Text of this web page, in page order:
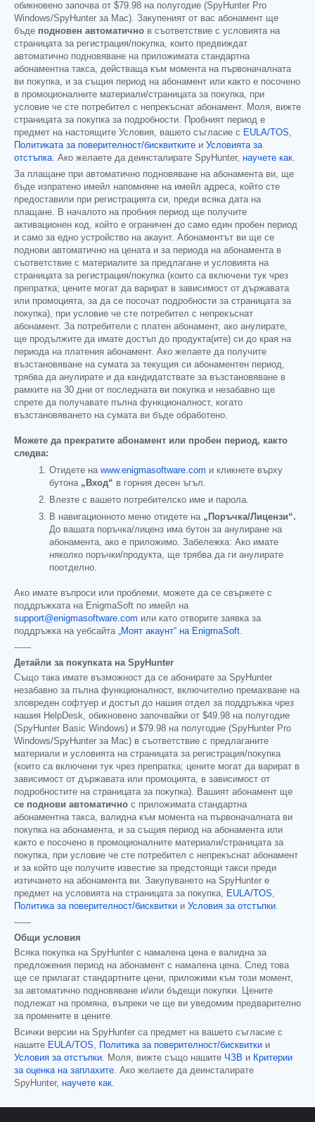
обикновено започва от $79.98 на полугодие (SpyHunter Pro
Windows/SpyHunter за Mac). Закупеният от вас абонамент ще
бъде подновен автоматично в съответствие с условията на
страницата за регистрация/покупка, които предвиждат
автоматично подновяване на приложимата стандартна
абонаментна такса, действаща към момента на първоначалната
ви покупка, и за същия период на абонамент или както е посочено
в промоционалните материали/страницата за покупка, при
условие че сте потребител с непрекъснат абонамент. Моля, вижте
страницата за покупка за подробности. Пробният период е
предмет на настоящите Условия, вашето съгласие с EULA/TOS
Политиката за поверителност/бисквитките и Условията за
отстъпка . Ако желаете да деинсталирате SpyHunter, научете как
За плащане при автоматично подновяване на абонамента ви, ще
бъде изпратено имейл напомняне на имейл адреса, който сте
предоставили при регистрацията си, преди всяка дата на
плащане. В началото на пробния период ще получите
активационен код, който е ограничен до само един пробен период
и само за едно устройство на акаунт. Абонаментът ви ще се
поднови автоматично на цената и за периода на абонамента в
съответствие с материалите за предлагане и условията на
страницата за регистрация/покупка (които са включени тук чрез
препратка; цените могат да варират в зависимост от държавата
или промоцията, за да се посочат подробности за страницата за
покупка), при условие че сте потребител с непрекъснат
абонамент. За потребители с платен абонамент, ако анулирате,
ще продължите да имате достъп до продукта(ите) си до края на
периода на платения абонамент. Ако желаете да получите
възстановяване на сумата за текущия си абонаментен период,
трябва да анулирате и да кандидатствате за възстановяване в
рамките на 30 дни от последната ви покупка и незабавно ще
спрете да получавате пълна функционалност, когато
възстановяването на сумата ви бъде обработено.
Можете да прекратите абонамент или пробен период, както
следва:
Отидете на www.enigmasoftware.com и кликнете върху
бутона „Вход“ в горния десен ъгъл.
Влезте с вашето потребителско име и парола.
В навигационното меню отидете на „Поръчка/Лицензи“.
До вашата поръчка/лиценз има бутон за анулиране на
абонамента, ако е приложимо. Забележка: Ако имате
няколко поръчки/продукта, ще трябва да ги анулирате
поотделно.
Ако имате въпроси или проблеми, можете да се свържете с
поддръжката на EnigmaSoft по имейл на
support@enigmasoftware.com или като отворите заявка за
поддръжка на уебсайта „Моят акаунт“ на EnigmaSoft.
------
Детайли за покупката на SpyHunter
Също така имате възможност да се абонирате за SpyHunter
незабавно за пълна функционалност, включително премахване на
зловреден софтуер и достъп до нашия отдел за поддръжка чрез
нашия HelpDesk, обикновено започвайки от $49.98 на полугодие
(SpyHunter Basic Windows) и $79.98 на полугодие (SpyHunter Pro
Windows/SpyHunter за Mac) в съответствие с предлаганите
материали и условията на страницата за регистрация/покупка
(които са включени тук чрез препратка; цените могат да варират в
зависимост от държавата или промоцията, в зависимост от
подробностите на страницата за покупка). Вашият абонамент ще
се поднови автоматично с приложимата стандартна
абонаментна такса, валидна към момента на първоначалната ви
покупка на абонамента, и за същия период на абонамента или
както е посочено в промоционалните материали/страницата за
покупка, при условие че сте потребител с непрекъснат абонамент
и за който ще получите известие за предстоящи такси преди
изтичането на абонамента ви. Закупуването на SpyHunter е
предмет на условията на страницата за покупка, EULA/TOS,
Политика за поверителност/бисквитки и Условия за отстъпки.
------
Общи условия
Всяка покупка на SpyHunter с намалена цена е валидна за
предложения период на абонамент с намалена цена. След това
ще се прилагат стандартните цени, приложими към този момент,
за автоматично подновяване и/или бъдещи покупки. Цените
подлежат на промяна, въпреки че ще ви уведомим предварително
за промените в цените.
Всички версии на SpyHunter са предмет на вашето съгласие с
нашите EULA/TOS, Политика за поверителност/бисквитки и
Условия за отстъпки. Моля, вижте също нашите ЧЗВ и Критерии
за оценка на заплахите. Ако желаете да деинсталирате
SpyHunter, научете как.